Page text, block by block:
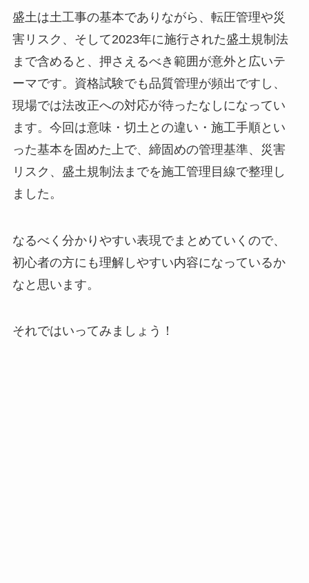
盛土は土工事の基本でありながら、転圧管理や災
害リスク、そして2023年に施行された盛土規制法
まで含めると、押さえるべき範囲が意外と広いテ
ーマです。資格試験でも品質管理が頻出ですし、
現場では法改正への対応が待ったなしになってい
ます。今回は意味・切土との違い・施工手順とい
った基本を固めた上で、締固めの管理基準、災害
リスク、盛土規制法までを施工管理目線で整理し
ました。
なるべく分かりやすい表現でまとめていくので、
初心者の方にも理解しやすい内容になっているか
なと思います。
それではいってみましょう！